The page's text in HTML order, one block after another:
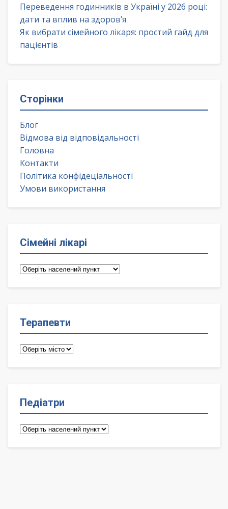
Переведення годинників в Україні у 2026 році:
дати та вплив на здоров’я
Як вибрати сімейного лікаря: простий гайд для
пацієнтів
Сторінки
Блог
Відмова від відповідальності
Головна
Контакти
Політика конфідеціальності
Умови використання
Сімейні лікарі
Сімейні
Терапевти
Терапевти
Педіатри
Педіатри